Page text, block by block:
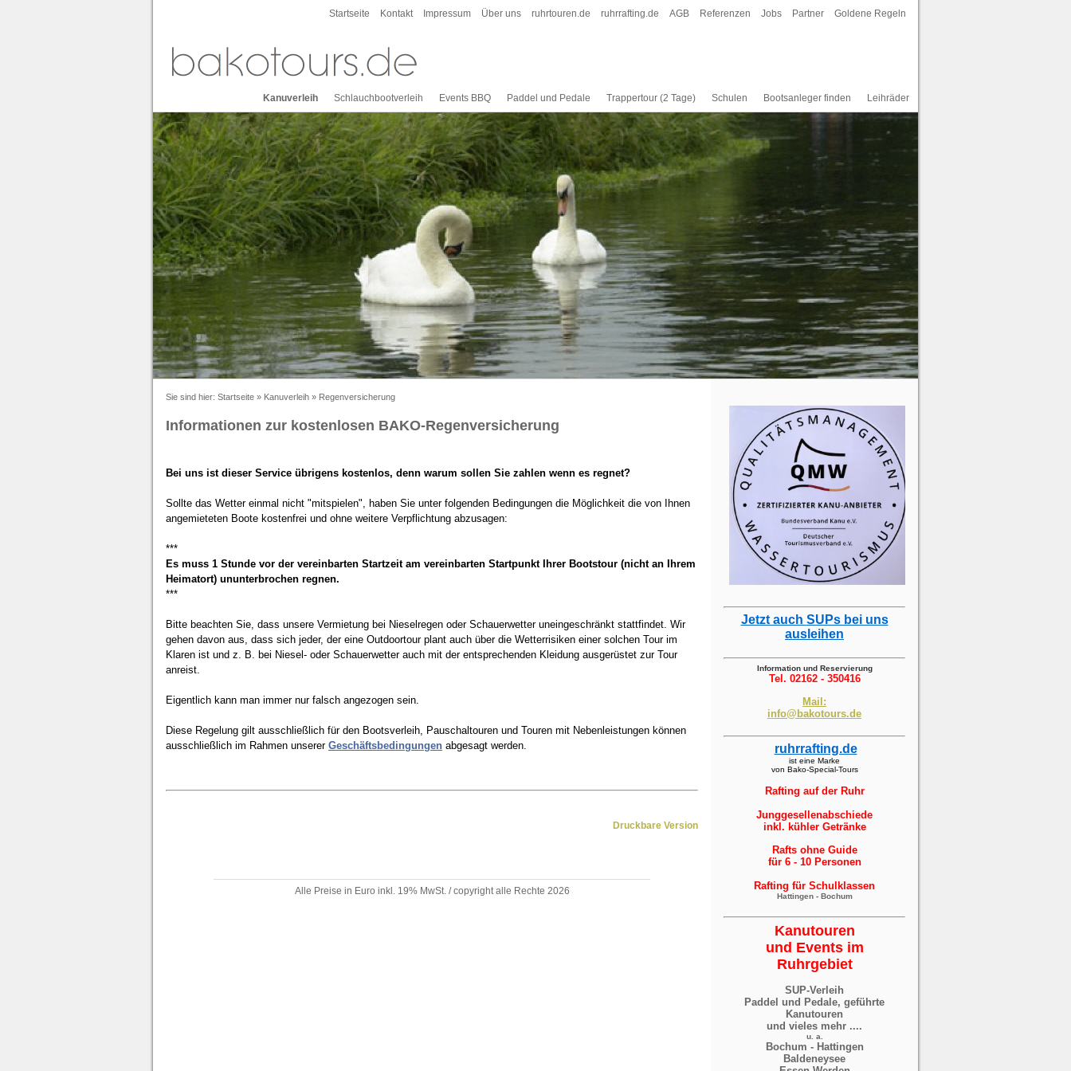
Startseite Kontakt Impressum Über uns ruhrtouren.de ruhrrafting.de AGB Referenzen Jobs Partner Goldene Regeln
Kanuverleih Schlauchbootverleih Events BBQ Paddel und Pedale Trappertour (2 Tage) Schulen Bootsanleger finden Leihräder
Sie sind hier: Startseite » Kanuverleih » Regenversicherung
Informationen zur kostenlosen BAKO-Regenversicherung
Bei uns ist dieser Service übrigens kostenlos, denn warum sollen Sie zahlen wenn es regnet?
Sollte das Wetter einmal nicht "mitspielen", haben Sie unter folgenden Bedingungen die Möglichkeit die von Ihnen
angemieteten Boote kostenfrei und ohne weitere Verpflichtung abzusagen:
***
Es muss 1 Stunde vor der vereinbarten Startzeit am vereinbarten Startpunkt Ihrer Bootstour (nicht an Ihrem
Heimatort) ununterbrochen regnen.
***
Bitte beachten Sie, dass unsere Vermietung bei Nieselregen oder Schauerwetter uneingeschränkt stattfindet. Wir
gehen davon aus, dass sich jeder, der eine Outdoortour plant auch über die Wetterrisiken einer solchen Tour im
Klaren ist und z. B. bei Niesel- oder Schauerwetter auch mit der entsprechenden Kleidung ausgerüstet zur Tour
anreist.
Eigentlich kann man immer nur falsch angezogen sein.
Diese Regelung gilt ausschließlich für den Bootsverleih, Pauschaltouren und Touren mit Nebenleistungen können
ausschließlich im Rahmen unserer Geschäftsbedingungen abgesagt werden.
Druckbare Version
Alle Preise in Euro inkl. 19% MwSt. / copyright alle Rechte 2026
Jetzt auch SUPs bei uns
ausleihen
Information und Reservierung
Tel. 02162 - 350416
Mail:
info@bakotours.de
ruhrrafting.de
ist eine Marke
von Bako-Special-Tours
Rafting auf der Ruhr
Junggesellenabschiede
inkl. kühler Getränke
Rafts ohne Guide
für 6 - 10 Personen
Rafting für Schulklassen
Hattingen - Bochum
Kanutouren
und Events im
Ruhrgebiet
SUP-Verleih
Paddel und Pedale, geführte
Kanutouren
und vieles mehr ....
u. a.
Bochum - Hattingen
Baldeneysee